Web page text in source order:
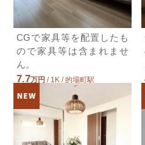
広島県広島市
8.0万円Ｊ
ＪＲ呉線/向
8.0万円(管理
2LDK / 50.35
広島県広島
6.5万円広
広島電鉄宇品
6.5万円(管理
2LDK / 51.0
CGで家具等を配置したも
ので家具等は含まれませ
ん。
7.7万円 / 1K / 的場町駅
広島県広島市南区西蟹屋４丁目